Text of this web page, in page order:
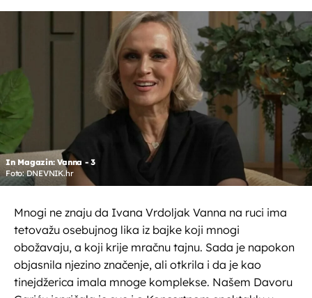
In Magazin: Vanna - 3
Foto: DNEVNIK.hr
Mnogi ne znaju da Ivana Vrdoljak Vanna na ruci ima
tetovažu osebujnog lika iz bajke koji mnogi
obožavaju, a koji krije mračnu tajnu. Sada je napokon
objasnila njezino značenje, ali otkrila i da je kao
tinejdžerica imala mnoge komplekse. Našem Davoru
OMOGUĆI OBAVIJESTI